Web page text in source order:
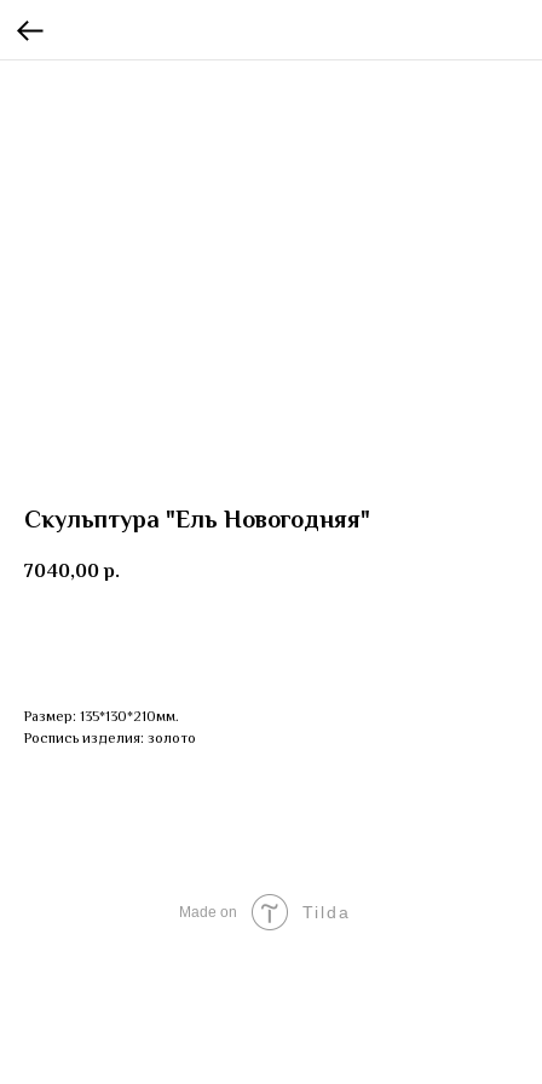
Скульптура "Ель Новогодняя"
7040,00 р.
Размер: 135*130*210мм.
Роспись изделия: золото
Made on Tilda